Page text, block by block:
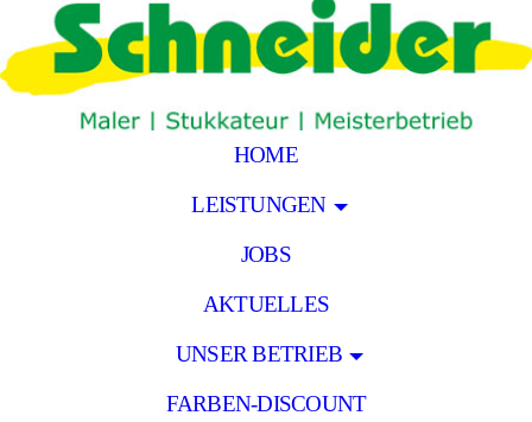
HOME
LEISTUNGEN
JOBS
AKTUELLES
UNSER BETRIEB
FARBEN-DISCOUNT